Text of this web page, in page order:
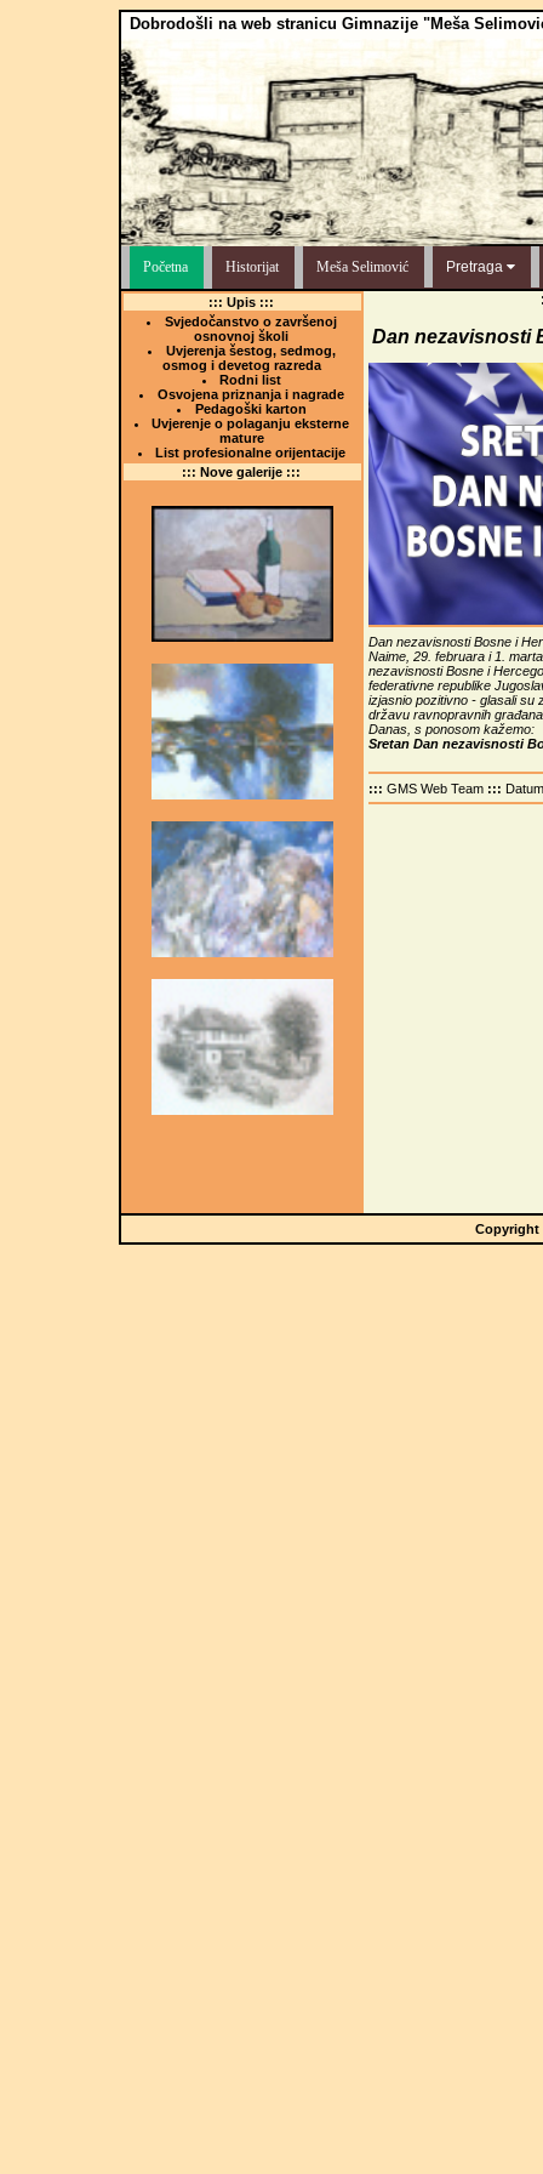
Dobrodošli na web stranicu Gimnazije "Meša
Početna Historijat Meša Selimović Pretraga
::: Upis :::
Svjedočanstvo o završenoj
osnovnoj školi
Uvjerenja šestog, sedmog,
osmog i devetog razreda
Rodni list
Osvojena priznanja i nagrade
Pedagoški karton
Uvjerenje o polaganju eksterne
mature
List profesionalne orijentacije
::: Nove galerije :::
Dan nezavisnosti
Dan nezavisnosti Bosne i
Naime, 29. februara i 1.
nezavisnosti Bosne i
federativne republike
izjasnio pozitivno - glasali su
državu ravnopravnih
Danas, s ponosom kažemo:
Sretan Dan nezavisnosti
::: GMS Web Team :::
Copyright